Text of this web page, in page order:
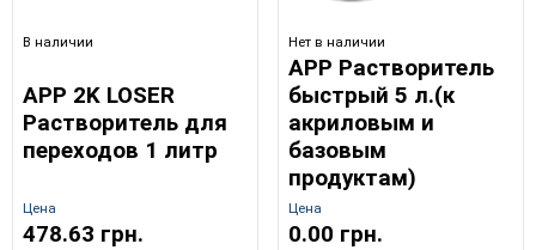
В наличии
APP 2K LOSER
Растворитель для
переходов 1 литр
Цена
478.63 грн.
Нет в наличии
APP Растворитель
быстрый 5 л.(к
акриловым и
базовым
продуктам)
Цена
0.00 грн.